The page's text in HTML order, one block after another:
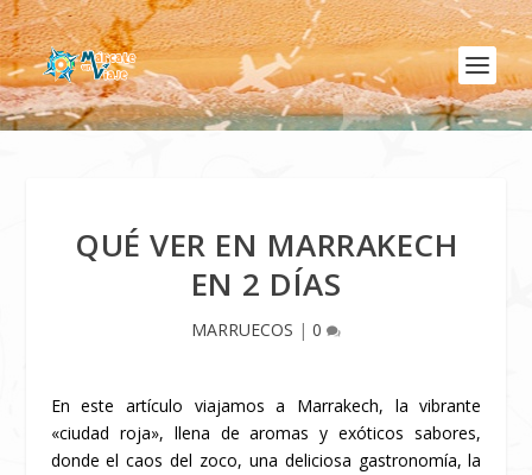
QUÉ VER EN MARRAKECH
EN 2 DÍAS
MARRUECOS | 0
En este artículo viajamos a Marrakech, la vibrante
«ciudad roja», llena de aromas y exóticos sabores,
donde el caos del zoco, una deliciosa gastronomía, la